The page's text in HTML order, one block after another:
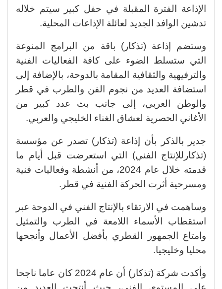
الإذاعة الفترة المقبلة في حفل كبير سيتم خلاله
تدشين الوافد الجديد لعائلة الإذاعات المحلية.
وستضم إذاعة (تذكار) باقة من البرامج المنوعة
التي ستسلط الضوء على كافة الفعاليات الفنية
والترفيهية والثقافية المقامة بالدوحة، بالإضافة إلى
استضافة العديد من نجوم الفن والطرب في قطر
والوطن العربي، إلى جانب بث عدد كبير من
الأغاني الحصرية لعشاق الغناء الخليجي والعربي.
جدير بالذكر بأن إذاعة (تذكار) تصدر عن مؤسسة
(تذكارللإنتاج الفني) التي استعرضت قبل أيام ما
قدمته خلال عام 2024، من أنشطة وفعاليات فنية
ومسرحية أثرت الحركة الفنية في قطر.
وساهمت في الارتقاء بالإنتاج الفني في الدوحة عبر
استقطاب الأسماء اللامعة في الطرب والتمثيل
وامتاع الجمهور القطري بأفضل الأعمال وأنجحها
محليا وخليجيا.
وأكدت شركة (تذكار) أن عام 2024 كان عاما ناجحا